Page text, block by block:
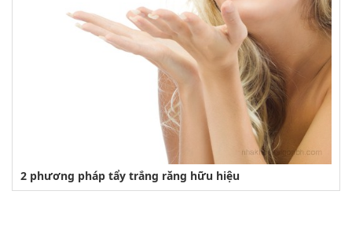
2 phương pháp tẩy trắng răng hữu hiệu